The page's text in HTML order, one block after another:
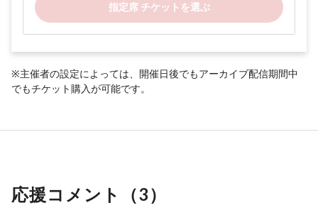
指定席 チケットを選ぶ
※主催者の設定によっては、開催日後でもアーカイブ配信期間中
でもチケット購入が可能です。
応援コメント（3）